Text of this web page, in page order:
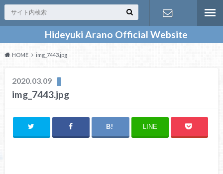
Hideyuki Arano Official Website
お問い合わ
HOME img_7443.jpg
2020.03.09
img_7443.jpg
LINE